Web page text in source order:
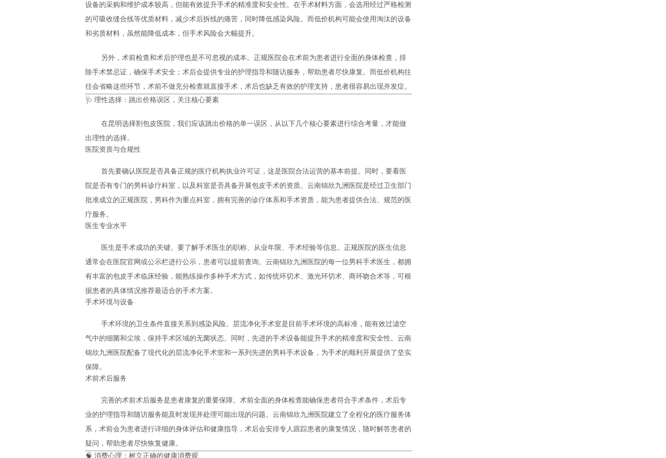
设备的采购和维护成本较高，但能有效提升手术的精准度和安全性。在手术材料方面，会选用经过严格检测
的可吸收缝合线等优质材料，减少术后拆线的痛苦，同时降低感染风险。而低价机构可能会使用淘汰的设备
和劣质材料，虽然能降低成本，但手术风险会大幅提升。
另外，术前检查和术后护理也是不可忽视的成本。正规医院会在术前为患者进行全面的身体检查，排
除手术禁忌证，确保手术安全；术后会提供专业的护理指导和随访服务，帮助患者尽快康复。而低价机构往
往会省略这些环节，术前不做充分检查就直接手术，术后也缺乏有效的护理支持，患者很容易出现并发症。
🩺 理性选择：跳出价格误区，关注核心要素
在昆明选择割包皮医院，我们应该跳出价格的单一误区，从以下几个核心要素进行综合考量，才能做
出理性的选择。
医院资质与合规性
首先要确认医院是否具备正规的医疗机构执业许可证，这是医院合法运营的基本前提。同时，要看医
院是否有专门的男科诊疗科室，以及科室是否具备开展包皮手术的资质。云南锦欣九洲医院是经过卫生部门
批准成立的正规医院，男科作为重点科室，拥有完善的诊疗体系和手术资质，能为患者提供合法、规范的医
疗服务。
医生专业水平
医生是手术成功的关键。要了解手术医生的职称、从业年限、手术经验等信息。正规医院的医生信息
通常会在医院官网或公示栏进行公示，患者可以提前查询。云南锦欣九洲医院的每一位男科手术医生，都拥
有丰富的包皮手术临床经验，能熟练操作多种手术方式，如传统环切术、激光环切术、商环吻合术等，可根
据患者的具体情况推荐最适合的手术方案。
手术环境与设备
手术环境的卫生条件直接关系到感染风险。层流净化手术室是目前手术环境的高标准，能有效过滤空
气中的细菌和尘埃，保持手术区域的无菌状态。同时，先进的手术设备能提升手术的精准度和安全性。云南
锦欣九洲医院配备了现代化的层流净化手术室和一系列先进的男科手术设备，为手术的顺利开展提供了坚实
保障。
术前术后服务
完善的术前术后服务是患者康复的重要保障。术前全面的身体检查能确保患者符合手术条件，术后专
业的护理指导和随访服务能及时发现并处理可能出现的问题。云南锦欣九洲医院建立了全程化的医疗服务体
系，术前会为患者进行详细的身体评估和健康指导，术后会安排专人跟踪患者的康复情况，随时解答患者的
疑问，帮助患者尽快恢复健康。
🧠 消费心理：树立正确的健康消费观